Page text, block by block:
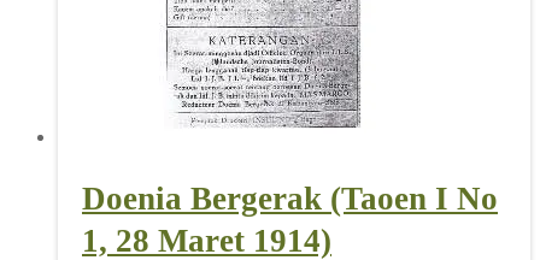
Doenia Bergerak (Taoen I No
1, 28 Maret 1914)